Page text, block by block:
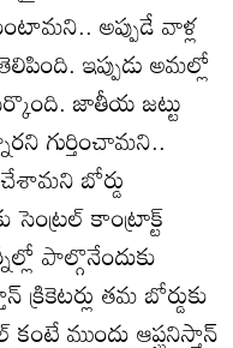
అప్పుడే వాళ్ల
ఇప్పుడు అమల్లో
జాతీయ జట్టు
గుర్తించామని..
బోర్డు
కాంట్రాక్ట్
పాల్గొనేందుకు
క్రికెటర్లు తమ బోర్డుకు
కంటే ముందు ఆప్ఘనిస్తాన్